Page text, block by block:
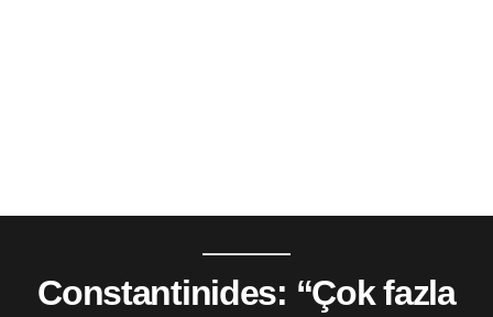
Constantinides: “Çok fazla